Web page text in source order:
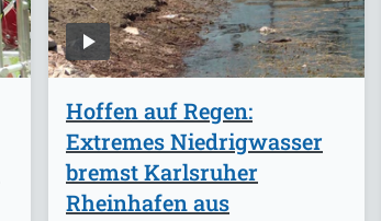
Hoffen auf Regen:
Extremes Niedrigwasser
bremst Karlsruher
Rheinhafen aus